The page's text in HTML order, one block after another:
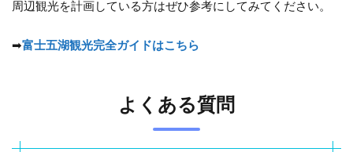
周辺観光を計画している方はぜひ参考にしてみてください。
➡富士五湖観光完全ガイドはこちら
よくある質問